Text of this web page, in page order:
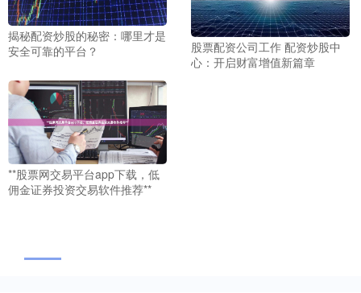
揭秘配资炒股的秘密：哪里才是
安全可靠的平台？
股票配资公司工作 配资炒股中
心：开启财富增值新篇章
**股票网交易平台app下载，低
佣金证券投资交易软件推荐**